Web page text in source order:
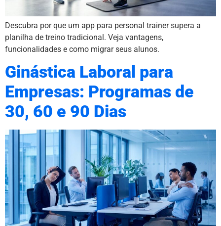
Descubra por que um app para personal trainer supera a
planilha de treino tradicional. Veja vantagens,
funcionalidades e como migrar seus alunos.
Ginástica Laboral para
Empresas: Programas de
30, 60 e 90 Dias